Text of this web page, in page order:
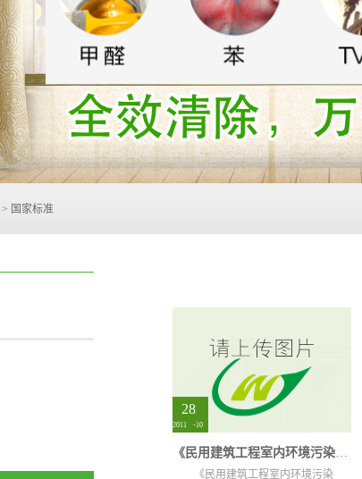
> 国家标准
《民用建筑工程室内环境污染控制范围》GB50325-2010
《民用建筑工程室内环境污染
2011 -10
28